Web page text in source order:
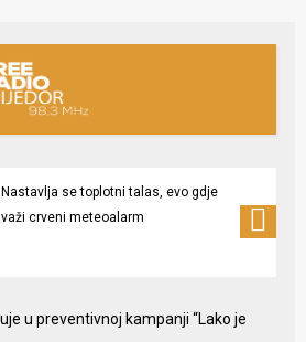
Nastavlja se toplotni talas, evo gdje
važi crveni meteoalarm